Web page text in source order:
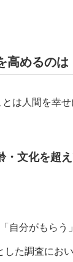
高めるの
は人間を幸
文化を超
自分がもら
た調査にお